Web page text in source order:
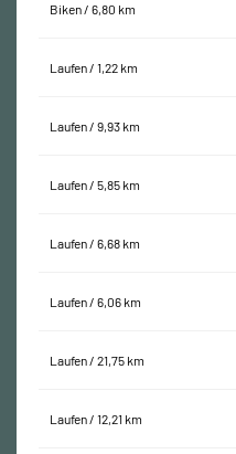
Biken / 6,80 km
Laufen / 1,22 km
Laufen / 9,93 km
Laufen / 5,85 km
Laufen / 6,68 km
Laufen / 6,06 km
Laufen / 21,75 km
Laufen / 12,21 km